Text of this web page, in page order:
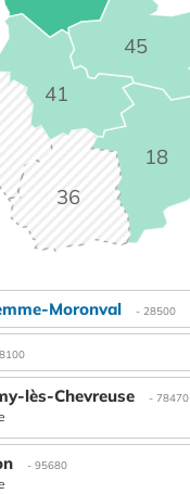
18
36
41
45
Moronval - 28500
lès-Chevreuse - 78470
- 95680